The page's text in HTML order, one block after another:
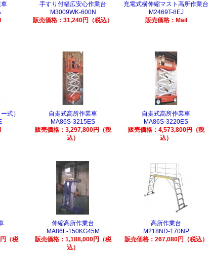
手すり付幅広安心作業台
M3009WK-600N
販売価格：31,240円（税込）
充電式横伸縮マスト高所作業台
M2469T-8EJ
販売価格：Mail
式）
自走式高所作業車
MA86S-3215ES
販売価格：3,297,800円（税
込）
自走式高所作業車
MA86S-3220ES
販売価格：4,573,800円（税
込）
（税
伸縮高所作業台
MA86L-150KG45M
販売価格：1,188,000円（税
込）
高所作業台
M218ND-170NP
販売価格：267,080円（税込）